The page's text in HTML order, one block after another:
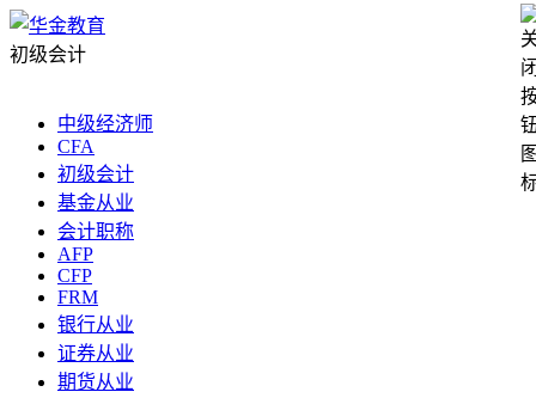
初级会计
中级经济师
CFA
初级会计
基金从业
会计职称
AFP
CFP
FRM
银行从业
证券从业
期货从业